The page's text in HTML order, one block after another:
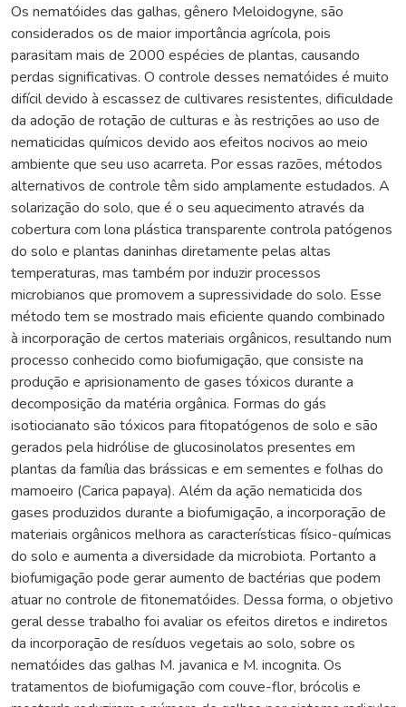
Os nematóides das galhas, gênero Meloidogyne, são
considerados os de maior importância agrícola, pois
parasitam mais de 2000 espécies de plantas, causando
perdas significativas. O controle desses nematóides é muito
difícil devido à escassez de cultivares resistentes, dificuldade
da adoção de rotação de culturas e às restrições ao uso de
nematicidas químicos devido aos efeitos nocivos ao meio
ambiente que seu uso acarreta. Por essas razões, métodos
alternativos de controle têm sido amplamente estudados. A
solarização do solo, que é o seu aquecimento através da
cobertura com lona plástica transparente controla patógenos
do solo e plantas daninhas diretamente pelas altas
temperaturas, mas também por induzir processos
microbianos que promovem a supressividade do solo. Esse
método tem se mostrado mais eficiente quando combinado
à incorporação de certos materiais orgânicos, resultando num
processo conhecido como biofumigação, que consiste na
produção e aprisionamento de gases tóxicos durante a
decomposição da matéria orgânica. Formas do gás
isotiocianato são tóxicos para fitopatógenos de solo e são
gerados pela hidrólise de glucosinolatos presentes em
plantas da família das brássicas e em sementes e folhas do
mamoeiro (Carica papaya). Além da ação nematicida dos
gases produzidos durante a biofumigação, a incorporação de
materiais orgânicos melhora as características físico-químicas
do solo e aumenta a diversidade da microbiota. Portanto a
biofumigação pode gerar aumento de bactérias que podem
atuar no controle de fitonematóides. Dessa forma, o objetivo
geral desse trabalho foi avaliar os efeitos diretos e indiretos
da incorporação de resíduos vegetais ao solo, sobre os
nematóides das galhas M. javanica e M. incognita. Os
tratamentos de biofumigação com couve-flor, brócolis e